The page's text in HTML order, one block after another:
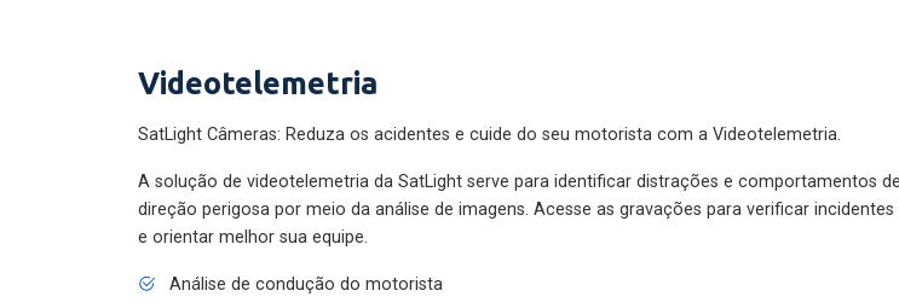
Videotelemetria
SatLight Câmeras: Reduza os acidentes e cuide do seu motorista com a Videotelemetria.
A solução de videotelemetria da SatLight serve para identificar distrações e comportamentos de
direção perigosa por meio da análise de imagens. Acesse as gravações para verificar incidentes
e orientar melhor sua equipe.
Análise de condução do motorista